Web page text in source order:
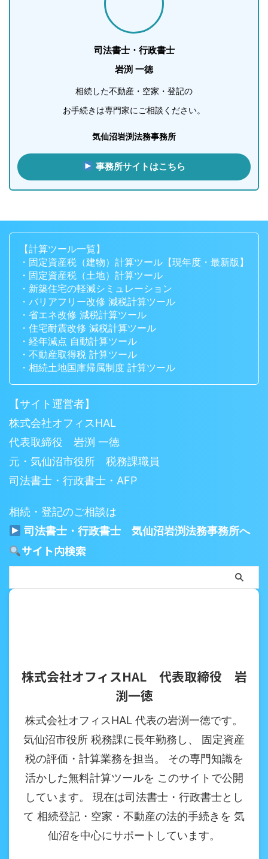
司法書士・行政書士
岩渕 一徳
相続した不動産・空家・登記の
お手続きは専門家にご相談ください。
気仙沼岩渕法務事務所
事務所サイトはこちら
【計算ツール一覧】
・固定資産税（建物）計算ツール【現年度・最新版】
・固定資産税（土地）計算ツール
・新築住宅の軽減シミュレーション
・バリアフリー改修 減税計算ツール
・省エネ改修 減税計算ツール
・住宅耐震改修 減税計算ツール
・経年減点 自動計算ツール
・不動産取得税 計算ツール
・相続土地国庫帰属制度 計算ツール
【サイト運営者】
株式会社オフィスHAL
代表取締役 岩渕 一徳
元・気仙沼市役所 税務課職員
司法書士・行政書士・AFP
相続・登記のご相談は
司法書士・行政書士 気仙沼岩渕法務事務所へ
サイト内検索
株式会社オフィスHAL 代表取締役 岩
渕一徳
株式会社オフィスHAL 代表の岩渕一徳です。
気仙沼市役所 税務課に長年勤務し、 固定資産
税の評価・計算業務を担当。 その専門知識を
活かした無料計算ツールを このサイトで公開
しています。 現在は司法書士・行政書士とし
て 相続登記・空家・不動産の法的手続きを 気
仙沼を中心にサポートしています。